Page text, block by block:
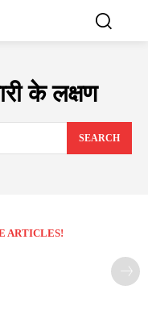
के लक्षण
SEARCH
ARTICLES!